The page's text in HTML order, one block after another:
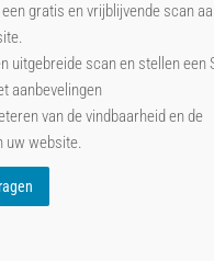
gratis en vrijblijvende scan
uitgebreide scan en stellen een
aanbevelingen
van de vindbaarheid en de
uw website.